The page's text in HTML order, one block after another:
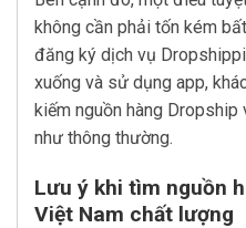
không cần phải tốn kém
đăng ký dịch vụ
xuống và sử dụng app,
kiếm nguồn hàng Dropship
như thông thường.
Lưu ý khi tìm nguồn
Việt Nam chất lượng